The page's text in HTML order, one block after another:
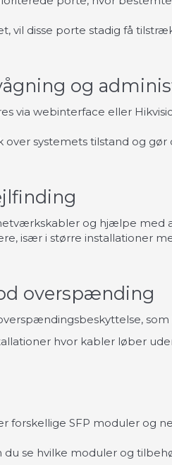
vil disse porte stadig få
og
via webinterface eller
over systemets tilstand og
og hjælpe med
især i større installationer
overspænding
hvor kabler løber
forskellige SFP moduler og
se hvilke moduler og